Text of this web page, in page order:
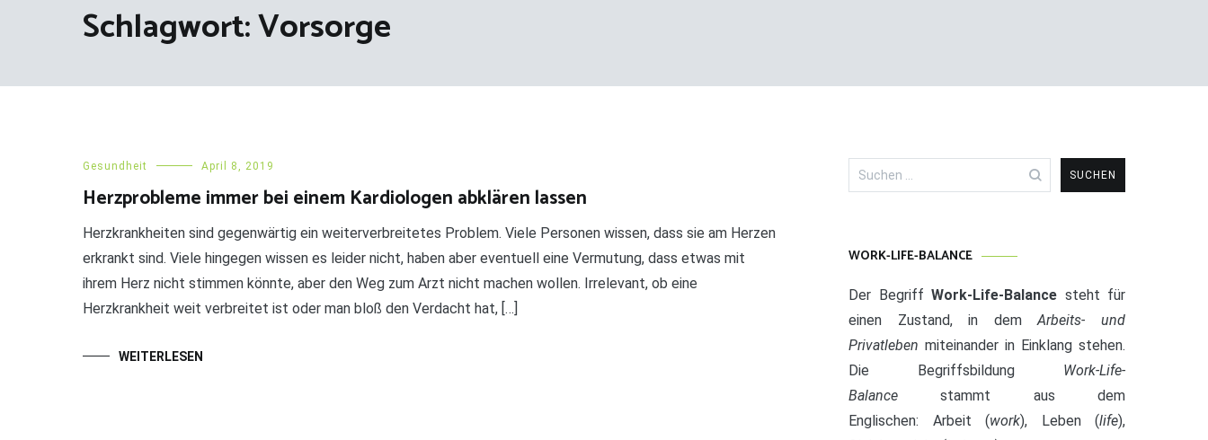
Schlagwort:Vorsorge
Gesundheit April 8, 2019
Herzprobleme immer bei einem Kardiologen abklären lassen
Herzkrankheiten sind gegenwärtig ein weiterverbreitetes Problem. Viele Personen wissen, dass sie am Herzen
erkrankt sind. Viele hingegen wissen es leider nicht, haben aber eventuell eine Vermutung, dass etwas mit
ihrem Herz nicht stimmen könnte, aber den Weg zum Arzt nicht machen wollen. Irrelevant, ob eine
Herzkrankheit weit verbreitet ist oder man bloß den Verdacht hat, […]
WEITERLESEN
Suchen
nach:
WORK-LIFE-BALANCE
Der Begriff Work-Life-Balance steht für
einen Zustand, in demArbeits- und
Privatleben miteinander in Einklang stehen.
Die Begriffsbildung Work-Life-
Balance stammt aus dem
Englischen: Arbeit (work), Leben (life),